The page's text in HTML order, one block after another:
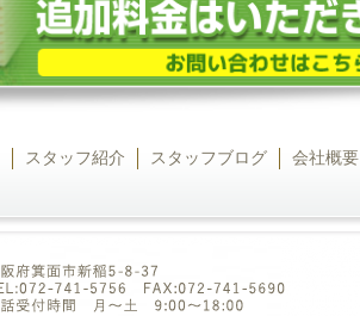
スタッフ紹介 スタッフブログ 会社概要